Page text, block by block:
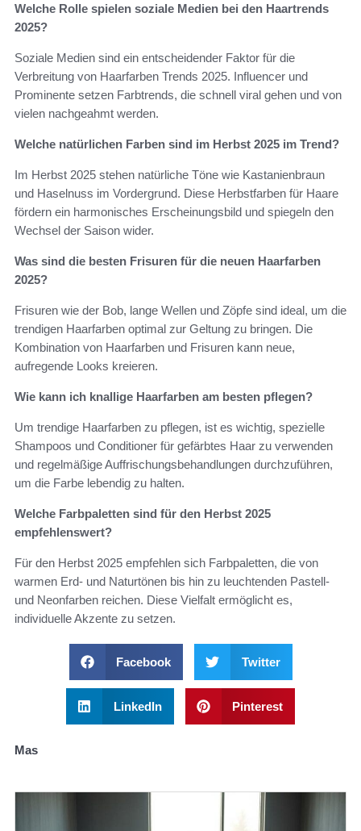
Welche Rolle spielen soziale Medien bei den Haartrends
2025?
Soziale Medien sind ein entscheidender Faktor für die
Verbreitung von Haarfarben Trends 2025. Influencer und
Prominente setzen Farbtrends, die schnell viral gehen und von
vielen nachgeahmt werden.
Welche natürlichen Farben sind im Herbst 2025 im Trend?
Im Herbst 2025 stehen natürliche Töne wie Kastanienbraun
und Haselnuss im Vordergrund. Diese Herbstfarben für Haare
fördern ein harmonisches Erscheinungsbild und spiegeln den
Wechsel der Saison wider.
Was sind die besten Frisuren für die neuen Haarfarben
2025?
Frisuren wie der Bob, lange Wellen und Zöpfe sind ideal, um die
trendigen Haarfarben optimal zur Geltung zu bringen. Die
Kombination von Haarfarben und Frisuren kann neue,
aufregende Looks kreieren.
Wie kann ich knallige Haarfarben am besten pflegen?
Um trendige Haarfarben zu pflegen, ist es wichtig, spezielle
Shampoos und Conditioner für gefärbtes Haar zu verwenden
und regelmäßige Auffrischungsbehandlungen durchzuführen,
um die Farbe lebendig zu halten.
Welche Farbpaletten sind für den Herbst 2025
empfehlenswert?
Für den Herbst 2025 empfehlen sich Farbpaletten, die von
warmen Erd- und Naturtönen bis hin zu leuchtenden Pastell-
und Neonfarben reichen. Diese Vielfalt ermöglicht es,
individuelle Akzente zu setzen.
Facebook Twitter
LinkedIn Pinterest
Mas